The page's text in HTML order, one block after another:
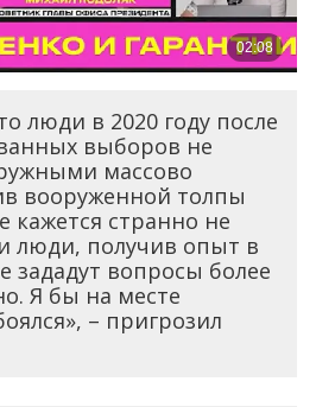
люди в 2020 году после
выборов не
массово
вооруженной толпы
странно не
люди, получив опыт в
зададут вопросы более
Я бы на месте
– пригрозил